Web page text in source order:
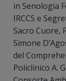
in Senologia
IRCCS e
Sacro Cuore,
Simone
del
Policlinico A.